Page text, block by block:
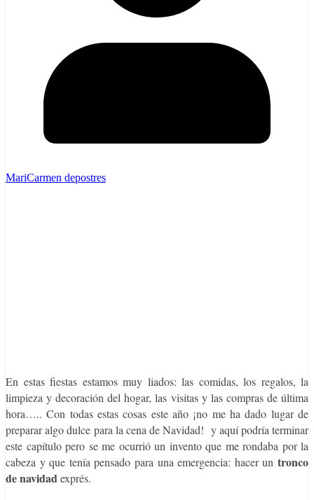
MariCarmen depostres
En estas fiestas estamos muy liados: las comidas, los regalos, la
limpieza y decoración del hogar, las visitas y las compras de última
hora….. Con todas estas cosas este año ¡no me ha dado lugar de
preparar algo dulce para la cena de Navidad! y aquí podría terminar
este capítulo pero se me ocurrió un invento que me rondaba por la
cabeza y que tenía pensado para una emergencia: hacer un tronco
de navidadexprés.